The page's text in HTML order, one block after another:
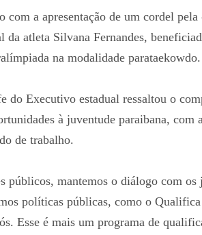
com a apresentação de um cordel
da atleta Silvana Fernandes,
na modalidade parataekowdo.
do Executivo estadual ressaltou o
à juventude paraibana,
de trabalho.
públicos, mantemos o diálogo com
políticas públicas, como o
Esse é mais um programa de